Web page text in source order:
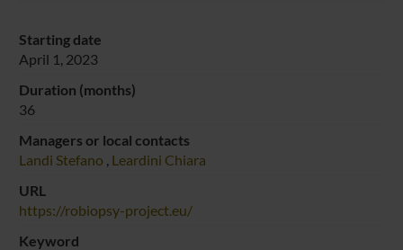
Starting date
April 1, 2023
Duration (months)
36
Managers or local contacts
Landi Stefano , Leardini Chiara
URL
https://robiopsy-project.eu/
Keyword